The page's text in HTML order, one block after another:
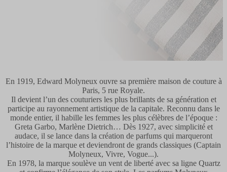
En 1919, Edward Molyneux ouvre sa première maison de couture à
Paris, 5 rue Royale.
Il devient l’un des couturiers les plus brillants de sa génération et
participe au rayonnement artistique de la capitale. Reconnu dans le
monde entier, il habille les femmes les plus célèbres de l’époque :
Greta Garbo, Marlène Dietrich… Dès 1927, avec simplicité et
audace, il se lance dans la création de parfums qui marqueront
l’histoire de la marque et deviendront de grands classiques (Captain
Molyneux, Vivre, Vogue...).
En 1978, la marque soulève un vent de liberté avec sa ligne Quartz